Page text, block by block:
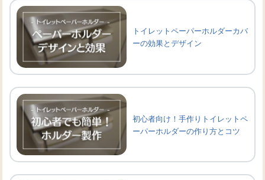
トイレットペーパーホルダーカバ
ーの効果とデザイン
初心者向け！手作りトイレットペ
ーパーホルダーの作り方とコツ